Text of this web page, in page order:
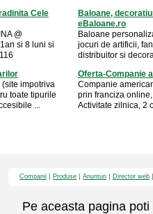
Cele
@
si 8 luni si
Baloane,
eBaloane.ro
Baloane
jocuri de artificii,
distribuitor si
(site impotriva
toate tipurile
...
Oferta-Companie
Companie
prin franciza
Activitate zilnica, 2
Companii Produse Anunturi Director web
Pe aceasta pagina poti